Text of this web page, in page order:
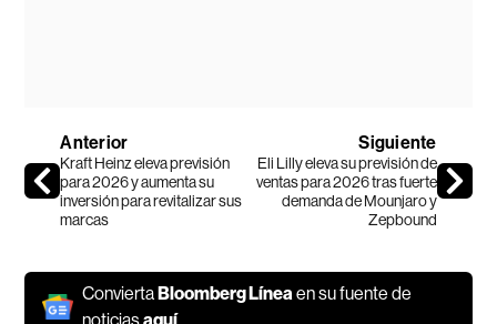
Anterior
Kraft Heinz eleva previsión
para 2026 y aumenta su
inversión para revitalizar sus
marcas
Siguiente
Eli Lilly eleva su previsión de
ventas para 2026 tras fuerte
demanda de Mounjaro y
Zepbound
ConviertaBloomberg Línea en su fuente de
noticiasaquí